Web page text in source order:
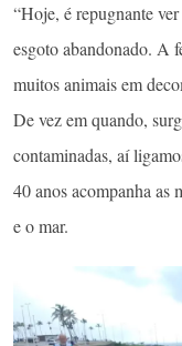
“Hoje, é repugnante
esgoto abandonado. A
muitos animais em
De vez em quando,
contaminadas, aí
40 anos acompanha as
e o mar.